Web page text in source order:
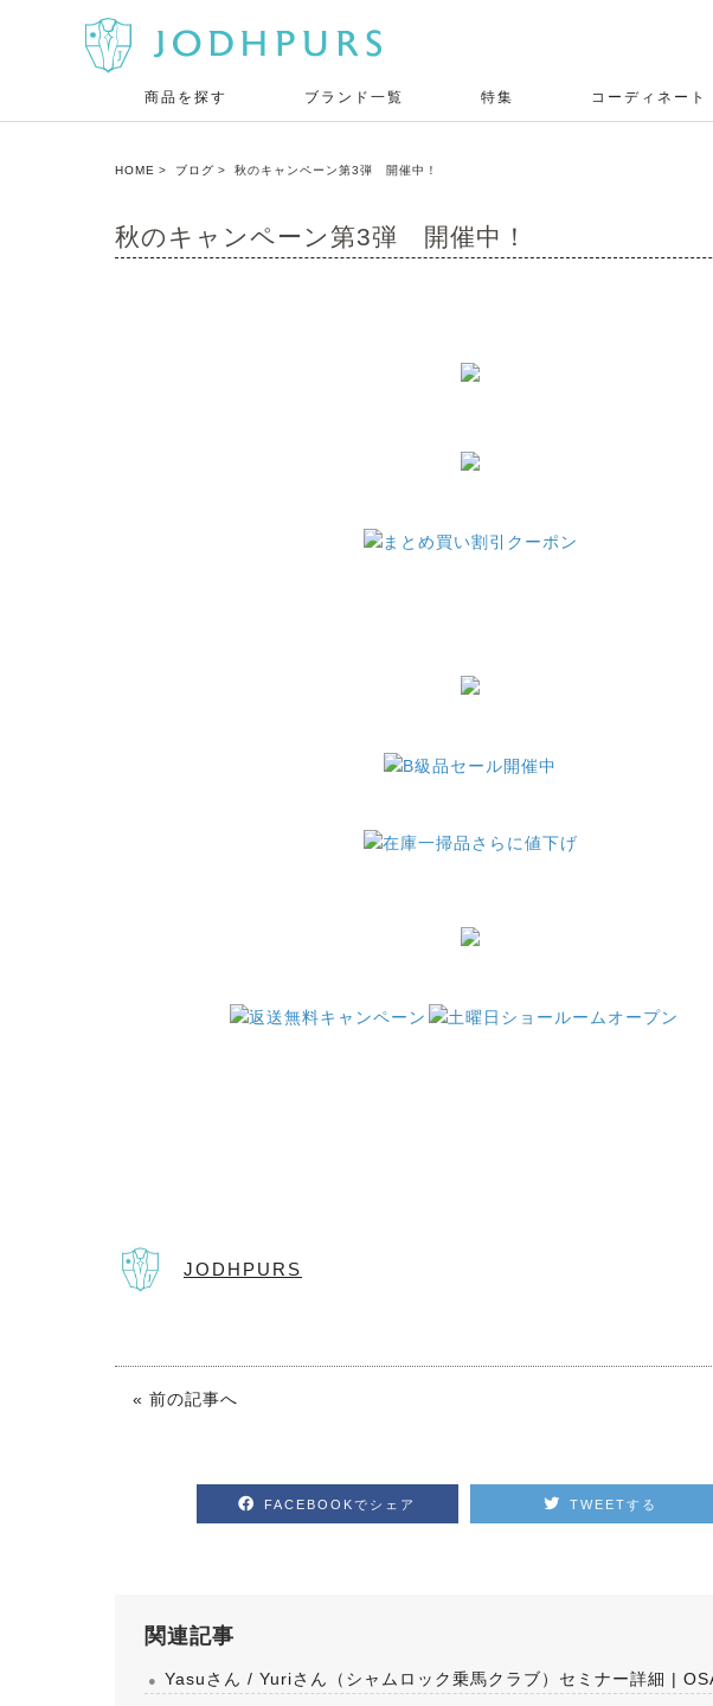
商品を探す ブランド一覧 特集 コーディネート
HOME ブログ 秋のキャンペーン第3弾 開催中！
秋のキャンペーン第3弾 開催中！
JODHPURS
« 前の記事へ
FACEBOOKでシェア TWEETする
関連記事
Yasuさん / Yuriさん（シャムロック乗馬クラブ）セミナー詳細 |